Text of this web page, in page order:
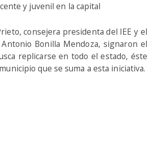
y juvenil en la capital
consejera presidenta del IEE y el
Antonio Bonilla Mendoza, signaron el
replicarse en todo el estado, éste
que se suma a esta iniciativa.